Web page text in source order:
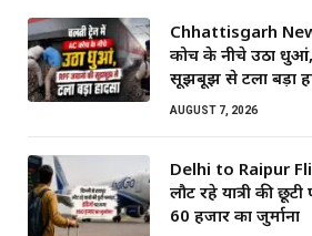
Chhattisgarh
कोच के नीचे उठा धुआं,
सूझबूझ से टला बड़ा
AUGUST 7, 2026
Delhi to Raipur
लौट रहे यात्री की
60 हजार का जुर्माना